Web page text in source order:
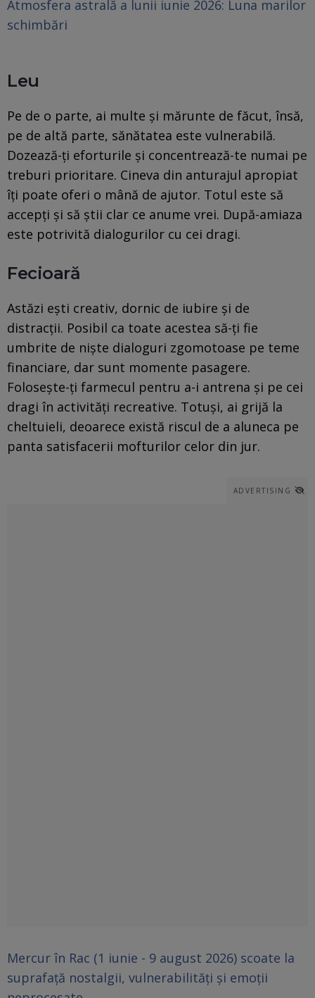
Atmosfera astrală a lunii iunie 2026: Luna marilor
schimbări
Leu
Pe de o parte, ai multe și mărunte de făcut, însă,
pe de altă parte, sănătatea este vulnerabilă.
Dozează-ți eforturile și concentrează-te numai pe
treburi prioritare. Cineva din anturajul apropiat
îți poate oferi o mână de ajutor. Totul este să
accepți și să știi clar ce anume vrei. După-amiaza
este potrivită dialogurilor cu cei dragi.
Fecioară
Astăzi ești creativ, dornic de iubire și de
distracții. Posibil ca toate acestea să-ți fie
umbrite de niște dialoguri zgomotoase pe teme
financiare, dar sunt momente pasagere.
Folosește-ți farmecul pentru a-i antrena și pe cei
dragi în activități recreative. Totuși, ai grijă la
cheltuieli, deoarece există riscul de a aluneca pe
panta satisfacerii mofturilor celor din jur.
ADVERTISING
Mercur în Rac (1 iunie - 9 august 2026) scoate la
suprafață nostalgii, vulnerabilități și emoții